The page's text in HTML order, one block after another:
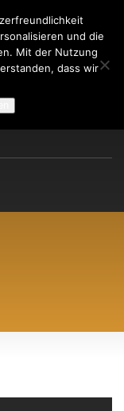
und die
Mit der Nutzung
dass wir